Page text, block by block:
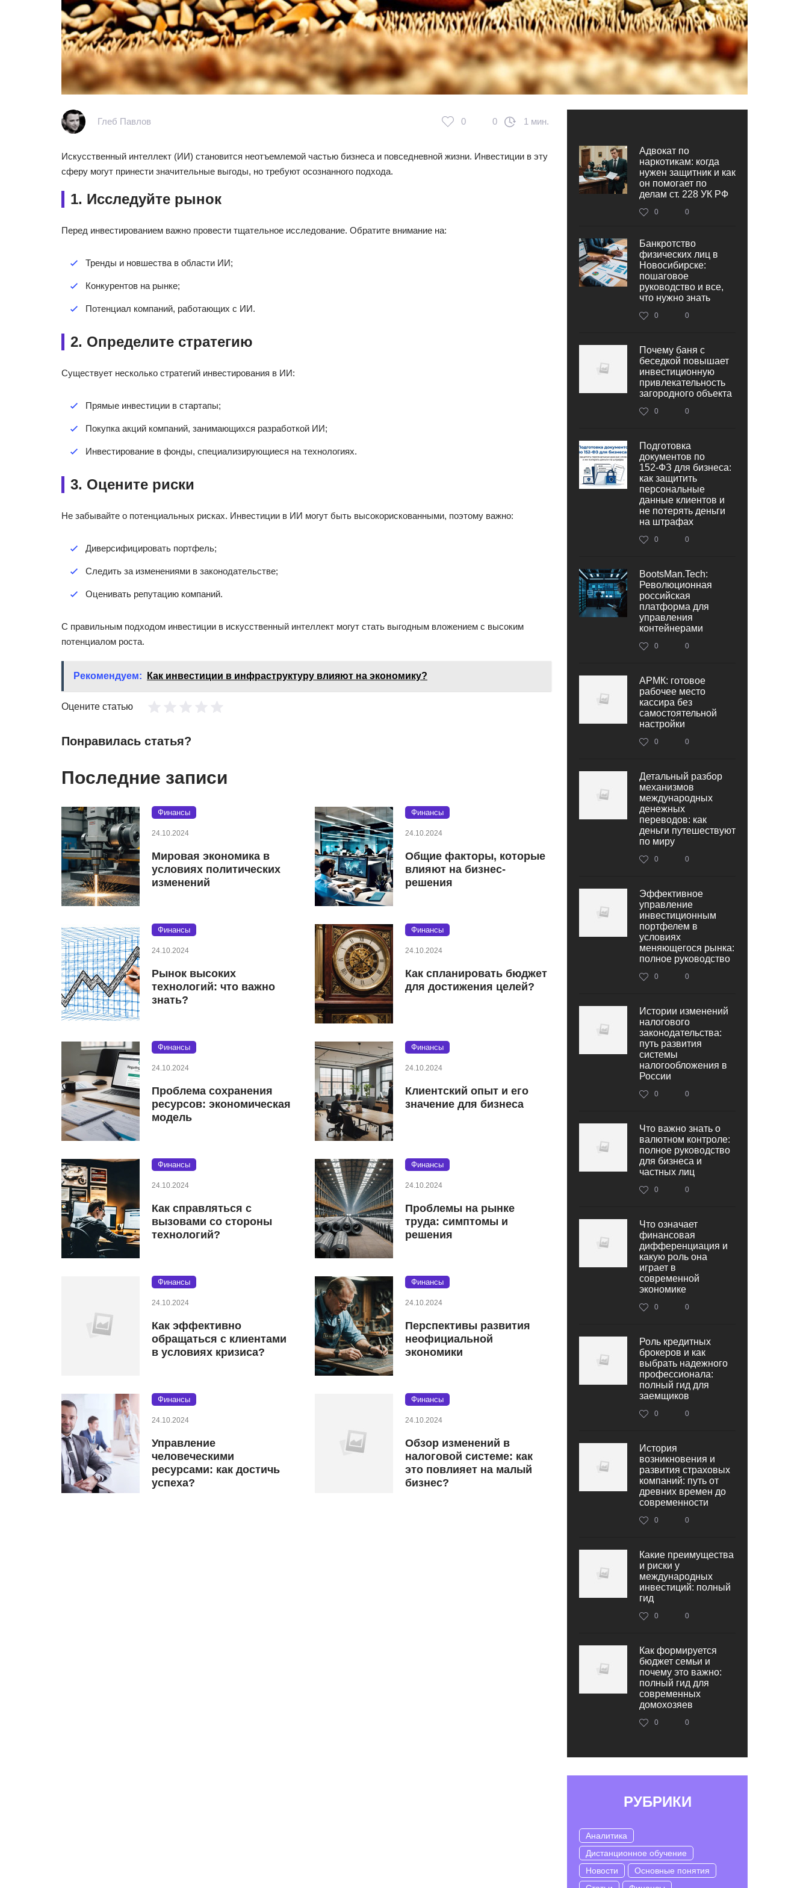
Глеб Павлов 0 0 1 мин.
Искусственный интеллект (ИИ) становится неотъемлемой частью бизнеса и повседневной жизни. Инвестиции в эту
сферу могут принести значительные выгоды, но требуют осознанного подхода.
1. Исследуйте рынок
Перед инвестированием важно провести тщательное исследование. Обратите внимание на:
Тренды и новшества в области ИИ;
Конкурентов на рынке;
Потенциал компаний, работающих с ИИ.
2. Определите стратегию
Существует несколько стратегий инвестирования в ИИ:
Прямые инвестиции в стартапы;
Покупка акций компаний, занимающихся разработкой ИИ;
Инвестирование в фонды, специализирующиеся на технологиях.
3. Оцените риски
Не забывайте о потенциальных рисках. Инвестиции в ИИ могут быть высокорискованными, поэтому важно:
Диверсифицировать портфель;
Следить за изменениями в законодательстве;
Оценивать репутацию компаний.
С правильным подходом инвестиции в искусственный интеллект могут стать выгодным вложением с высоким
потенциалом роста.
Рекомендуем: Как инвестиции в инфраструктуру влияют на экономику?
Оцените статью
Понравилась статья?
Последние записи
Финансы
24.10.2024
Мировая экономика в
условиях политических
изменений
Финансы
24.10.2024
Общие факторы, которые
влияют на бизнес-
решения
Финансы
24.10.2024
Рынок высоких
технологий: что важно
знать?
Финансы
24.10.2024
Как спланировать бюджет
для достижения целей?
Финансы
24.10.2024
Проблема сохранения
ресурсов: экономическая
модель
Финансы
24.10.2024
Клиентский опыт и его
значение для бизнеса
Финансы
24.10.2024
Как справляться с
вызовами со стороны
технологий?
Финансы
24.10.2024
Проблемы на рынке
труда: симптомы и
решения
Финансы
24.10.2024
Как эффективно
обращаться с клиентами
в условиях кризиса?
Финансы
24.10.2024
Перспективы развития
неофициальной
экономики
Финансы
24.10.2024
Управление
человеческими
ресурсами: как достичь
успеха?
Финансы
24.10.2024
Обзор изменений в
налоговой системе: как
это повлияет на малый
бизнес?
Адвокат по
наркотикам: когда
нужен защитник и как
он помогает по
делам ст. 228 УК РФ
0 0
Банкротство
физических лиц в
Новосибирске:
пошаговое
руководство и все,
что нужно знать
0 0
Почему баня с
беседкой повышает
инвестиционную
привлекательность
загородного объекта
0 0
Подготовка
документов по
152‑ФЗ для бизнеса:
как защитить
персональные
данные клиентов и
не потерять деньги
на штрафах
0 0
BootsMan.Tech:
Революционная
российская
платформа для
управления
контейнерами
0 0
АРМК: готовое
рабочее место
кассира без
самостоятельной
настройки
0 0
Детальный разбор
механизмов
международных
денежных
переводов: как
деньги путешествуют
по миру
0 0
Эффективное
управление
инвестиционным
портфелем в
условиях
меняющегося рынка:
полное руководство
0 0
Истории изменений
налогового
законодательства:
путь развития
системы
налогообложения в
России
0 0
Что важно знать о
валютном контроле:
полное руководство
для бизнеса и
частных лиц
0 0
Что означает
финансовая
дифференциация и
какую роль она
играет в
современной
экономике
0 0
Роль кредитных
брокеров и как
выбрать надежного
профессионала:
полный гид для
заемщиков
0 0
История
возникновения и
развития страховых
компаний: путь от
древних времен до
современности
0 0
Какие преимущества
и риски у
международных
инвестиций: полный
гид
0 0
Как формируется
бюджет семьи и
почему это важно:
полный гид для
современных
домохозяев
0 0
РУБРИКИ
Аналитика
Дистанционное обучение
Новости
Основные понятия